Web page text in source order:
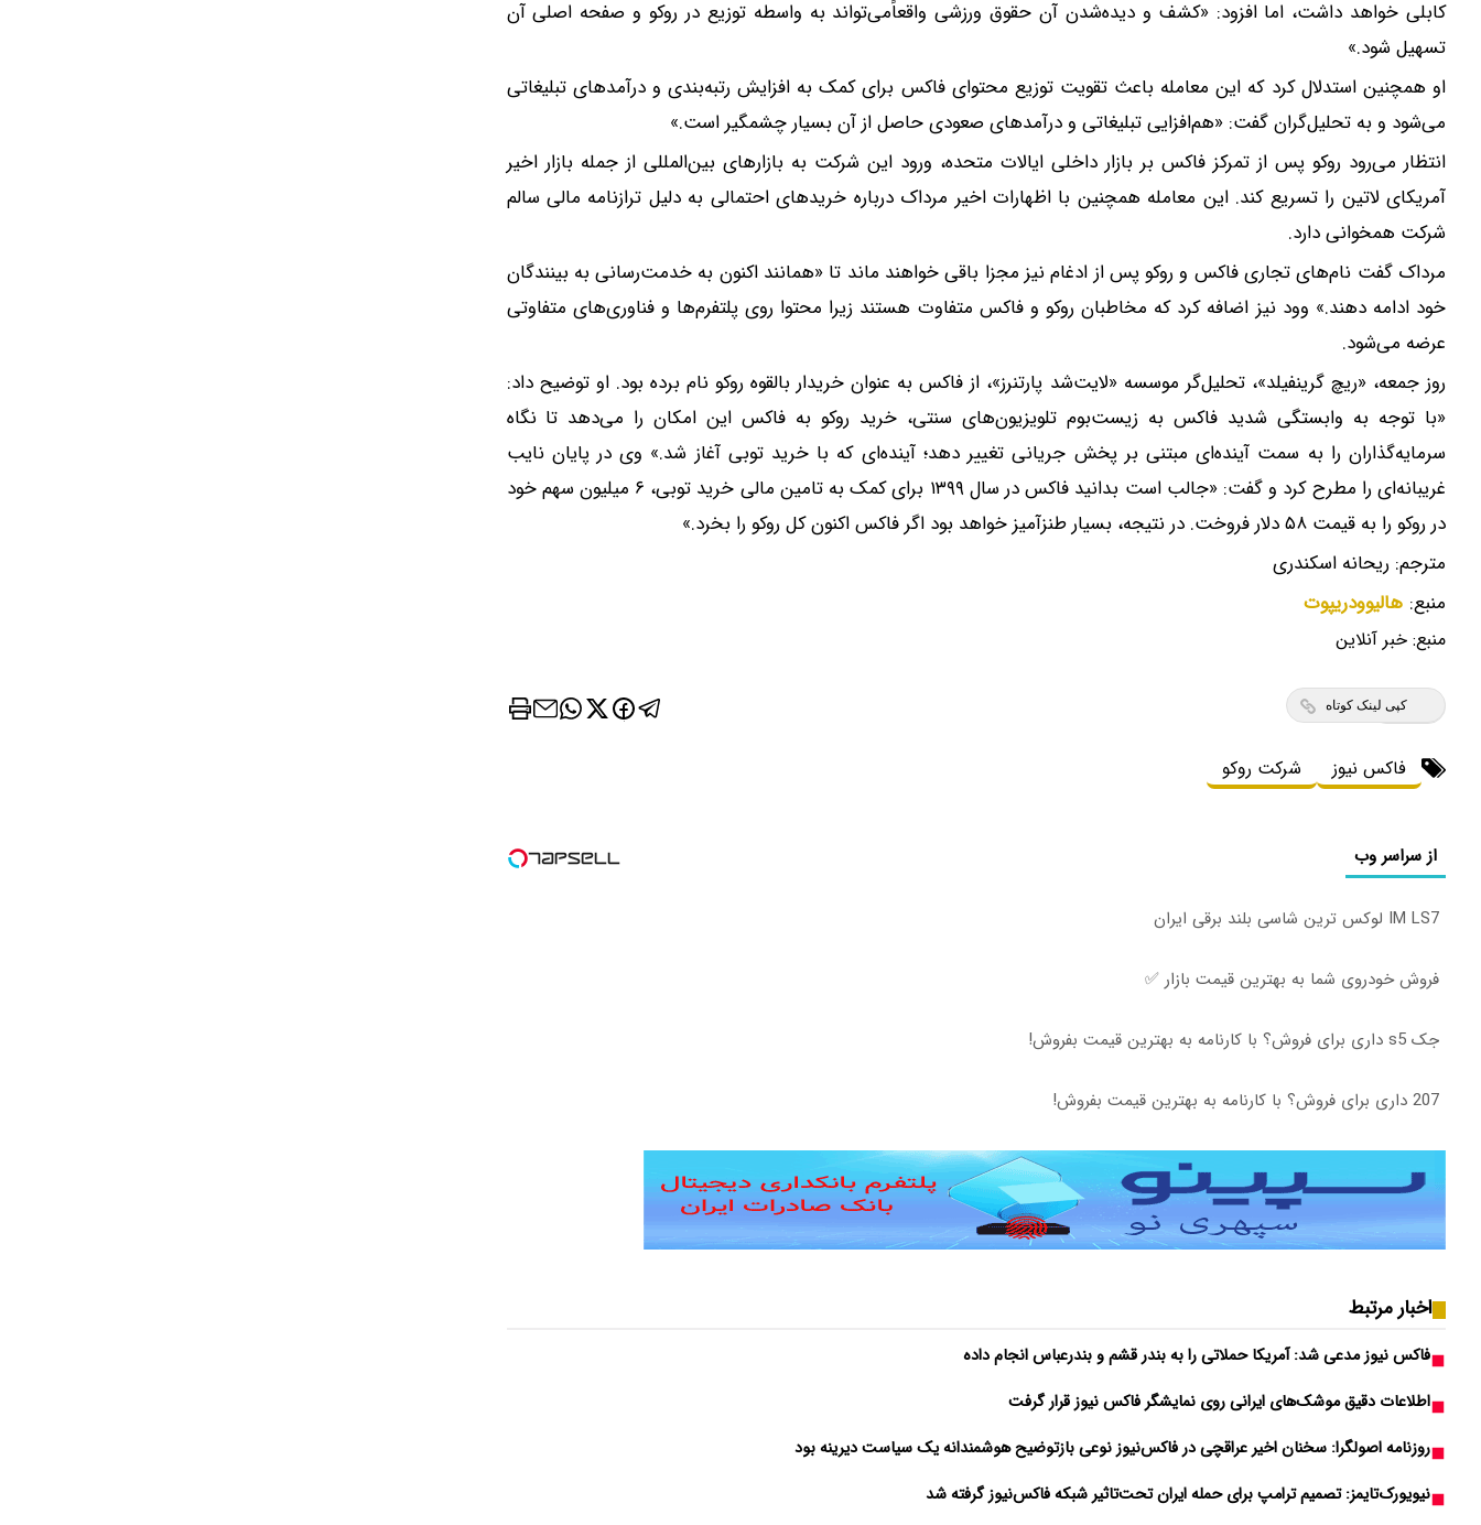
کابلی خواهد داشت، اما افزود: «کشف و دیده‌شدن آن حقوق ورزشی واقعاًمی‌تواند به واسطه توزیع در روکو و صفحه اصلی آن
تسهیل شود.»
او همچنین استدلال کرد که این معامله باعث تقویت توزیع محتوای فاکس برای کمک به افزایش رتبه‌بندی و درآمدهای تبلیغاتی
می‌شود و به تحلیل‌گران گفت: «هم‌افزایی تبلیغاتی و درآمدهای صعودی حاصل از آن بسیار چشمگیر است.»
انتظار می‌رود روکو پس از تمرکز فاکس بر بازار داخلی ایالات متحده، ورود این شرکت به بازارهای بین‌المللی از جمله بازار اخیر
آمریکای لاتین را تسریع کند. این معامله همچنین با اظهارات اخیر مرداک درباره خریدهای احتمالی به دلیل ترازنامه مالی سالم
شرکت همخوانی دارد.
مرداک گفت نام‌های تجاری فاکس و روکو پس از ادغام نیز مجزا باقی خواهند ماند تا «همانند اکنون به خدمت‌رسانی به بینندگان
خود ادامه دهند.» وود نیز اضافه کرد که مخاطبان روکو و فاکس متفاوت هستند زیرا محتوا روی پلتفرم‌ها و فناوری‌های متفاوتی
عرضه می‌شود.
روز جمعه، «ریچ گرینفیلد»، تحلیل‌گر موسسه «لایت‌شد پارتنرز»، از فاکس به عنوان خریدار بالقوه روکو نام برده بود. او توضیح داد:
«با توجه به وابستگی شدید فاکس به زیست‌بوم تلویزیون‌های سنتی، خرید روکو به فاکس این امکان را می‌دهد تا نگاه
سرمایه‌گذاران را به سمت آینده‌ای مبتنی بر پخش جریانی تغییر دهد؛ آینده‌ای که با خرید توبی آغاز شد.» وی در پایان نایب
غریبانه‌ای را مطرح کرد و گفت: «جالب است بدانید فاکس در سال ۱۳۹۹ برای کمک به تامین مالی خرید توبی، ۶ میلیون سهم خود
در روکو را به قیمت ۵۸ دلار فروخت. در نتیجه، بسیار طنزآمیز خواهد بود اگر فاکس اکنون کل روکو را بخرد.»
مترجم: ریحانه اسکندری
منبع: هالیوودریپوت
منبع: خبر آنلاین
کپی لینک کوتاه
فاکس نیوز شرکت روکو
از سراسر وب
IM LS7 لوکس ترین شاسی بلند برقی ایران
فروش خودروی شما به بهترین قیمت بازار ✅
جک s5 داری برای فروش؟ با کارنامه به بهترین قیمت بفروش!
207 داری برای فروش؟ با کارنامه به بهترین قیمت بفروش!
اخبار مرتبط
فاکس نیوز مدعی شد: آمریکا حملاتی را به بندر قشم و بندرعباس انجام داده
اطلاعات دقیق موشک‌های ایرانی روی نمایشگر فاکس نیوز قرار گرفت
روزنامه اصولگرا: سخنان اخیر عراقچی در فاکس‌نیوز نوعی بازتوضیح هوشمندانه یک سیاست دیرینه بود
نیویورک‌تایمز: تصمیم ترامپ برای حمله ایران تحت‌تاثیر شبکه فاکس‌نیوز گرفته شد